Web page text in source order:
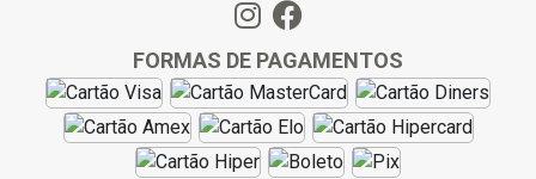
FORMAS DE PAGAMENTOS